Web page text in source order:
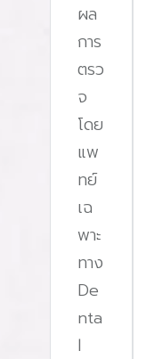
ผล
การ
ตรว
จ
โดย
แพ
ทย์
เฉ
พาะ
ทาง
De
nta
l